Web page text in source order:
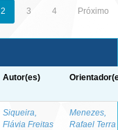
2 3 4 Próximo
Autor(es)
Siqueira,
Flávia Freitas
Menezes,
Rafael Terra